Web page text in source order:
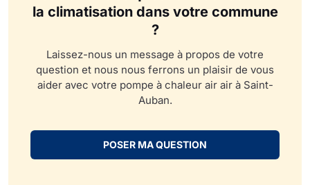
la climatisation dans votre commune
?
Laissez-nous un message à propos de votre
question et nous nous ferrons un plaisir de vous
aider avec votre pompe à chaleur air air à Saint-
Auban.
POSER MA QUESTION